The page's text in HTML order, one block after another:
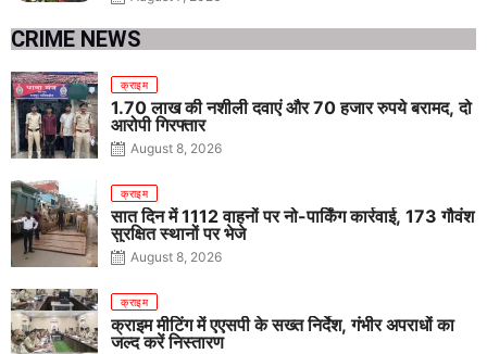
CRIME NEWS
क्राइम
1.70 लाख की नशीली दवाएं और 70 हजार रुपये बरामद, दो
आरोपी गिरफ्तार
August 8, 2026
क्राइम
सात दिन में 1112 वाहनों पर नो-पार्किंग कार्रवाई, 173 गौवंश
सुरक्षित स्थानों पर भेजे
August 8, 2026
क्राइम
क्राइम मीटिंग में एएसपी के सख्त निर्देश, गंभीर अपराधों का
जल्द करें निस्तारण